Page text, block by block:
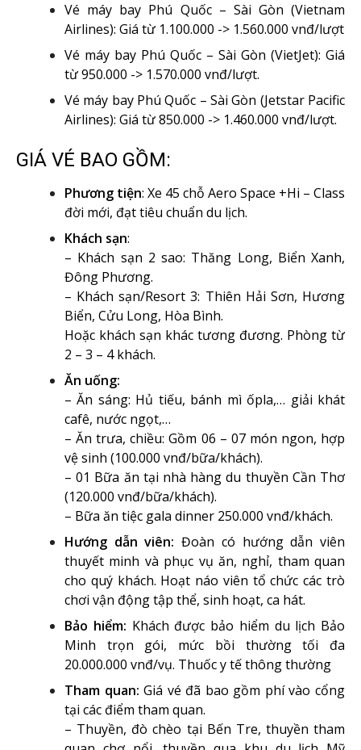
Vé máy bay Phú Quốc – Sài Gòn (Vietnam
Airlines): Giá từ 1.100.000 -> 1.560.000 vnđ/lượt
Vé máy bay Phú Quốc – Sài Gòn (VietJet): Giá
từ 950.000 -> 1.570.000 vnđ/lượt.
Vé máy bay Phú Quốc – Sài Gòn (Jetstar Pacific
Airlines): Giá từ 850.000 -> 1.460.000 vnđ/lượt.
GIÁ VÉ BAO GỒM:
Phương tiện: Xe 45 chỗ Aero Space +Hi – Class
đời mới, đạt tiêu chuẩn du lịch.
Khách sạn:
– Khách sạn 2 sao: Thăng Long, Biển Xanh,
Đông Phương.
– Khách sạn/Resort 3: Thiên Hải Sơn, Hương
Biển, Cửu Long, Hòa Bình.
Hoặc khách sạn khác tương đương. Phòng từ
2 – 3 – 4 khách.
Ăn uống:
– Ăn sáng: Hủ tiếu, bánh mì ốpla,… giải khát
cafê, nước ngọt,…
– Ăn trưa, chiều: Gồm 06 – 07 món ngon, hợp
vệ sinh (100.000 vnđ/bữa/khách).
– 01 Bữa ăn tại nhà hàng du thuyền Cần Thơ
(120.000 vnđ/bữa/khách).
– Bữa ăn tiệc gala dinner 250.000 vnđ/khách.
Hướng dẫn viên: Đoàn có hướng dẫn viên
thuyết minh và phục vụ ăn, nghỉ, tham quan
cho quý khách. Hoạt náo viên tổ chức các trò
chơi vận động tập thể, sinh hoạt, ca hát.
Bảo hiểm: Khách được bảo hiểm du lịch Bảo
Minh trọn gói, mức bồi thường tối đa
20.000.000 vnđ/vụ. Thuốc y tế thông thường
Tham quan: Giá vé đã bao gồm phí vào cổng
tại các điểm tham quan.
– Thuyền, đò chèo tại Bến Tre, thuyền tham